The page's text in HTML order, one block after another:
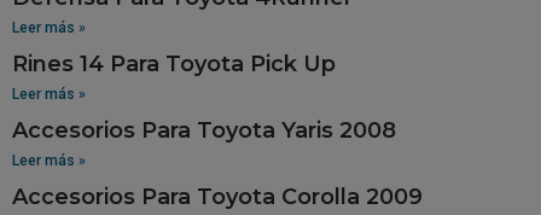
Leer más »
Rines 14 Para Toyota Pick Up
Leer más »
Accesorios Para Toyota Yaris 2008
Leer más »
Accesorios Para Toyota Corolla 2009